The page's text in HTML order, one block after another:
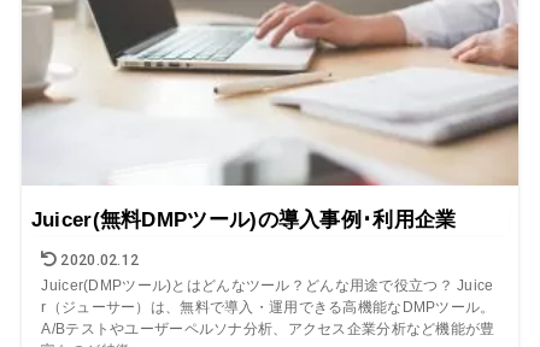
Juicer(無料DMPツール)の導入事例･利用企業
2020.02.12
Juicer(DMPツール)とはどんなツール？どんな用途で役立つ？ Juice
r（ジューサー）は、無料で導入・運用できる高機能なDMPツール。
A/Bテストやユーザーペルソナ分析、アクセス企業分析など機能が豊